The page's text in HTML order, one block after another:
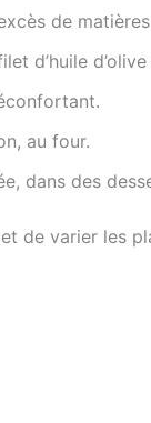
de
d’huile
au four.
dans des
de varier les